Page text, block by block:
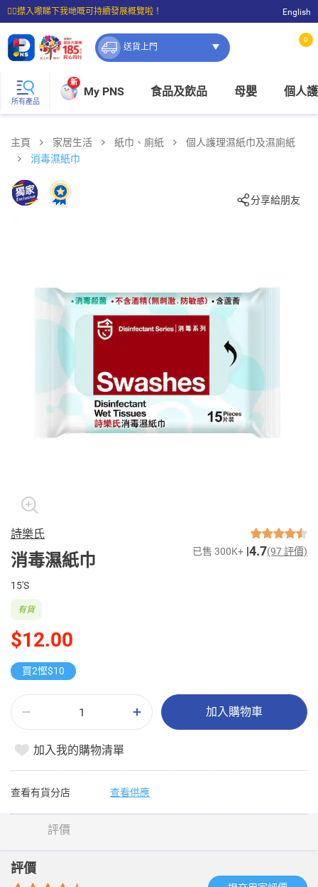
☝🏼㩒入嚟睇下我哋嘅可持續發展概覽啦！
⭐購物滿$399即享免費送貨；滿$100即可免費店取。
English
送貨上門
0
所有產品
新
My PNS 食品及飲品 母嬰 個人
主頁 家居生活 紙巾、廁紙
個人護理濕紙巾及濕廁紙
消毒濕紙巾
分享給朋友
詩樂氏
消毒濕紙巾 已售 300K+ 4.7(97 評價)
15'S
$12.00
有貨
買2慳$10
加入購物車
加入我的購物清單
查看有貨分店 查看供應
評價
評價